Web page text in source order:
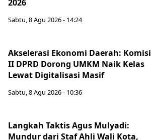
2026
Sabtu, 8 Agu 2026 - 14:24
Akselerasi Ekonomi Daerah: Komisi
II DPRD Dorong UMKM Naik Kelas
Lewat Digitalisasi Masif
Sabtu, 8 Agu 2026 - 10:36
Langkah Taktis Agus Mulyadi:
Mundur dari Staf Ahli Wali Kota,